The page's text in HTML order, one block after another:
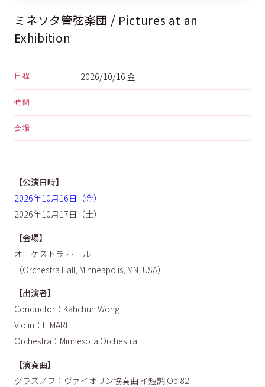
ミネソタ管弦楽団 / Pictures at an
Exhibition
日程 2026/10/16 金
時間
会場
【公演日時】
2026年10月16日（金）
2026年10月17日（土）
【会場】
オーケストラ ホール
（Orchestra Hall, Minneapolis, MN, USA）
【出演者】
Conductor：Kahchun Wong
Violin：HIMARI
Orchestra：Minnesota Orchestra
【演奏曲】
グラズノフ：ヴァイオリン協奏曲 イ短調 Op.82